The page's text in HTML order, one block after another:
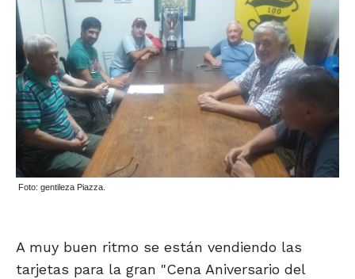
Foto: gentileza Piazza.
A muy buen ritmo se están vendiendo las
tarjetas para la gran "Cena Aniversario del